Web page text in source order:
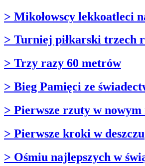
> Mikołowscy lekkoatleci
> Turniej piłkarski trzech
> Trzy razy 60 metrów
> Bieg Pamięci ze
> Pierwsze rzuty w
> Pierwsze kroki w deszczu
> Ośmiu najlepszych w